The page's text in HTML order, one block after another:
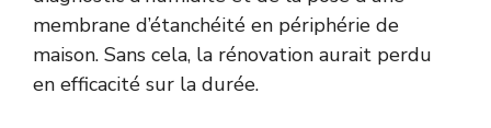
membrane d’étanchéité en périphérie de
maison. Sans cela, la rénovation aurait perdu
en efficacité sur la durée.